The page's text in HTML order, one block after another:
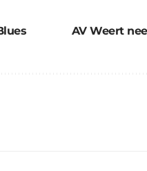
AV Weert